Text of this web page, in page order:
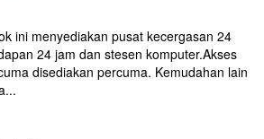
ini menyediakan pusat kecergasan 24
24 jam dan stesen komputer.Akses
disediakan percuma. Kemudahan lain